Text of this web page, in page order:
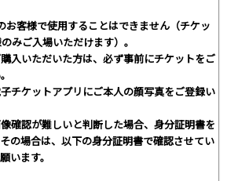
お客様で使用することはできません（チケッ
みご入場いただけます）。
入いただいた方は、必ず事前にチケットをご
チケットアプリにご本人の顔写真をご登録い
確認が難しいと判断した場合、身分証明書を
の場合は、以下の身分証明書で確認させてい
います。